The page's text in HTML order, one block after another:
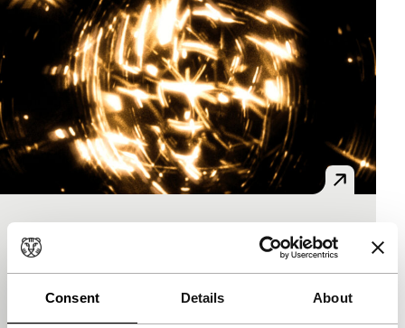
Consent Details About
THORAX
Bright Future Short
Dit vernuftige spel met oogverblindend licht,
stroboscopische flikkeringen en bijpassend geluid is
geïnspireerd op Anemic Cinema van Marcel Ducha